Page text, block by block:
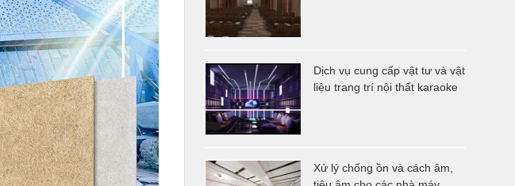
Dịch vụ cung cấp vật tư và vật
liệu trang trí nội thất karaoke
Xử lý chống ồn và cách âm,